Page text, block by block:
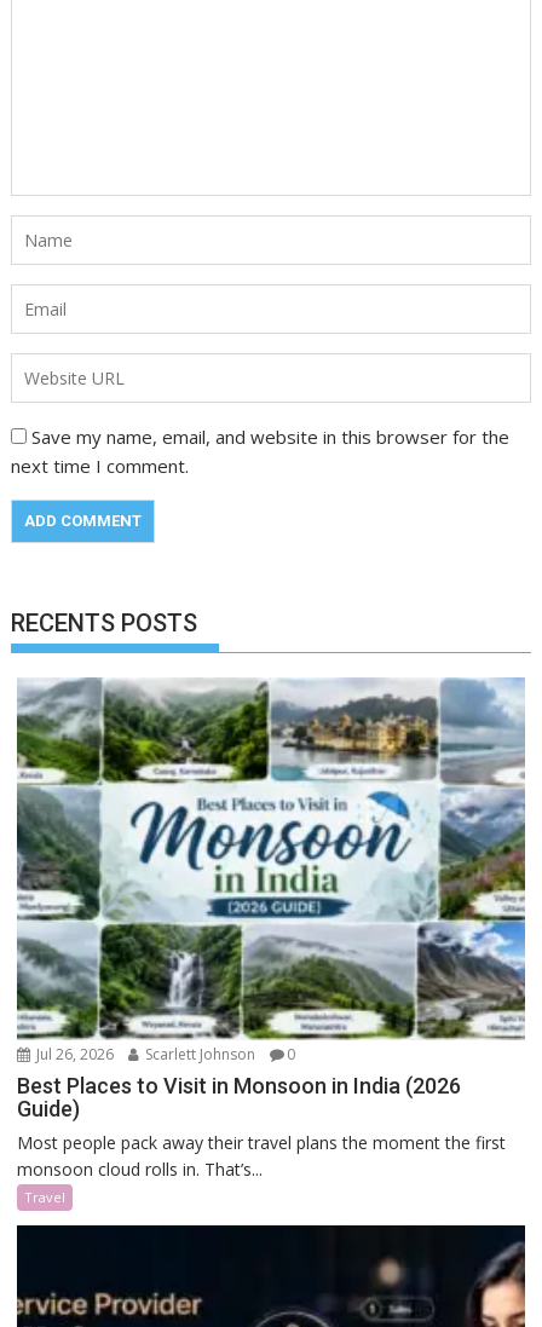
Save my name, email, and website in this browser for the
next time I comment.
RECENTS POSTS
Jul 26, 2026 Scarlett Johnson 0
Best Places to Visit in Monsoon in India (2026
Guide)
Most people pack away their travel plans the moment the first
monsoon cloud rolls in. That’s...
Travel